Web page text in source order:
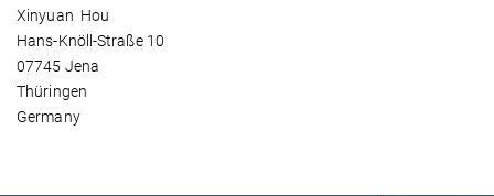
Xinyuan Hou
Hans-Knöll-Straße 10
07745 Jena
Thüringen
Germany